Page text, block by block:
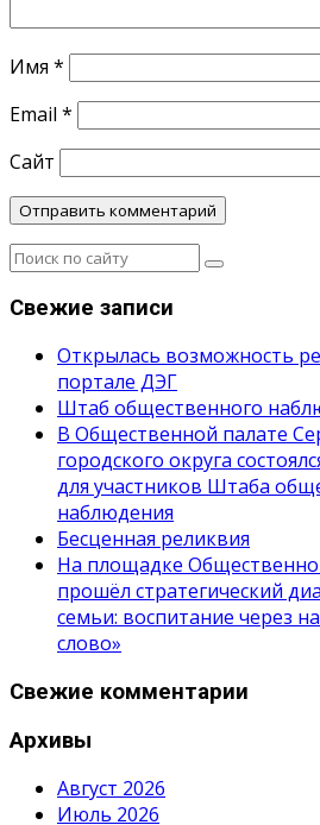
Имя *
Email *
Сайт
Свежие записи
Открылась возможность
портале ДЭГ
Штаб общественного
В Общественной палате
городского округа
для участников Штаба
наблюдения
Бесценная реликвия
На площадке
прошёл стратегический
семьи: воспитание через
слово»
Свежие комментарии
Архивы
Август 2026
Июль 2026